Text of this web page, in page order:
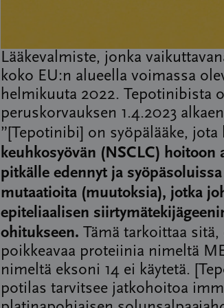
Lääkevalmiste, jonka
koko EU:n alueella voimassa
helmikuuta 2022. Tepotinibista
peruskorvauksen 1.4.2023 alkaen
”[Tepotinibi] on syöpälääke, jota
keuhkosyövän (NSCLC)
pitkälle edennyt ja
mutaatioita (muutoksia), jotka
epiteliaalisen
ohitukseen. Tämä tarkoittaa
poikkeavaa proteiinia nimeltä
nimeltä eksoni 14 ei käytetä.
potilas tarvitsee jatkohoitoa